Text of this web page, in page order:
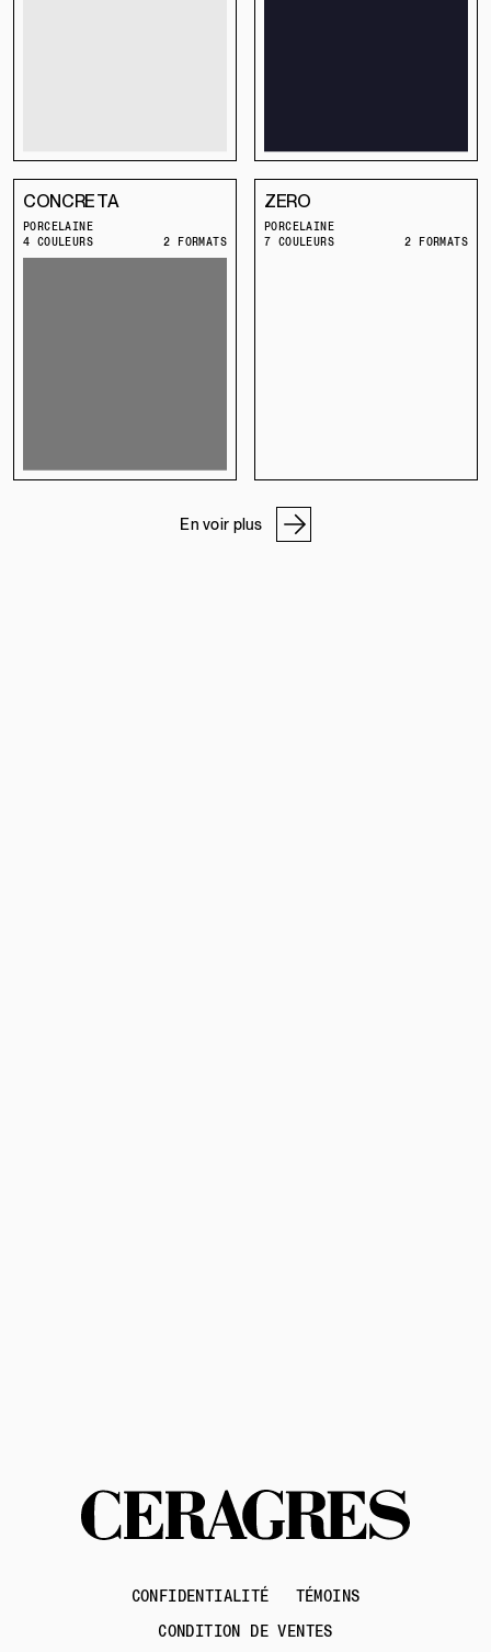
CONCRETA
PORCELAINE
4 COULEURS
2 FORMATS
ZERO
PORCELAINE
7 COULEURS
2 FORMATS
En voir plus
CONFIDENTIALITÉ
TÉMOINS
CONDITION DE VENTES